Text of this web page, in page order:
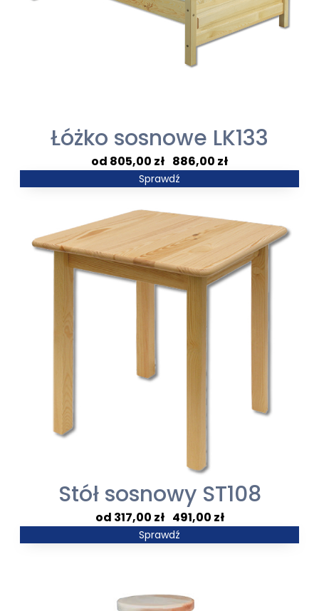
Łóżko sosnowe LK133
805,00 zł 886,00 zł
Zakres
805,00 zł
do
886,00 zł
Sprawdź
Stół sosnowy ST108
317,00 zł– 491,00 zł
Zakres
491,00 zł
Sprawdź